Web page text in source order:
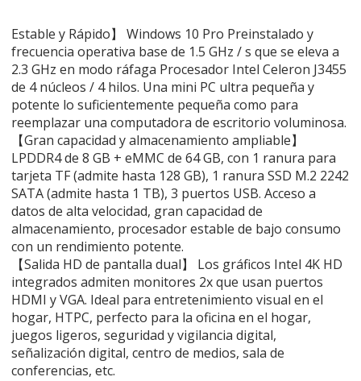
Estable y Rápido】 Windows 10 Pro Preinstalado y
frecuencia operativa base de 1.5 GHz / s que se eleva a
2.3 GHz en modo ráfaga Procesador Intel Celeron J3455
de 4 núcleos / 4 hilos. Una mini PC ultra pequeña y
potente lo suficientemente pequeña como para
reemplazar una computadora de escritorio voluminosa.
【Gran capacidad y almacenamiento ampliable】
LPDDR4 de 8 GB + eMMC de 64 GB, con 1 ranura para
tarjeta TF (admite hasta 128 GB), 1 ranura SSD M.2 2242
SATA (admite hasta 1 TB), 3 puertos USB. Acceso a
datos de alta velocidad, gran capacidad de
almacenamiento, procesador estable de bajo consumo
con un rendimiento potente.
【Salida HD de pantalla dual】 Los gráficos Intel 4K HD
integrados admiten monitores 2x que usan puertos
HDMI y VGA. Ideal para entretenimiento visual en el
hogar, HTPC, perfecto para la oficina en el hogar,
juegos ligeros, seguridad y vigilancia digital,
señalización digital, centro de medios, sala de
conferencias, etc.